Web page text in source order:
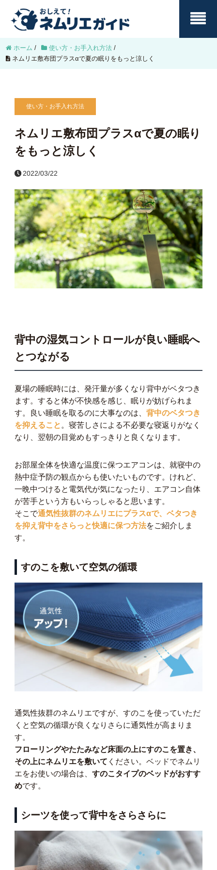
ホーム / 使い方・お手入れ方法 /
ネムリエ敷布団プラスαで夏の眠りをもっと涼しく
使い方・お手入れ方法
ネムリエ敷布団プラスαで夏の眠り
をもっと涼しく
2022/03/22
背中の湿気コントロールが良い睡眠へ
とつながる
夏場の睡眠時には、発汗量が多くなり背中がベタつき
ます。すると体が不快感を感じ、眠りが妨げられま
す。良い睡眠を取るのに大事なのは、 背中のベタつき
を抑えること 。寝苦しさによる不必要な寝返りがなく
なり、翌朝の目覚めもすっきりと良くなります。
お部屋全体を快適な温度に保つエアコンは、就寝中の
熱中症予防の観点からも使いたいものです。けれど、
一晩中つけると電気代が気になったり、エアコン自体
が苦手という方もいらっしゃると思います。
そこで通気性抜群のネムリエにプラスαで、ベタつき
を抑え背中をさらっと快適に保つ方法をご紹介しま
す。
すのこを敷いて空気の循環
通気性抜群のネムリエですが、すのこを使っていただ
くと空気の循環が良くなりさらに通気性が高まりま
す。
フローリングやたたみなど床面の上にすのこを置き、
その上にネムリエを敷いて ください。ベッドでネムリ
エをお使いの場合は、 すのこタイプのベッドがおすす
めです。
シーツを使って背中をさらさらに